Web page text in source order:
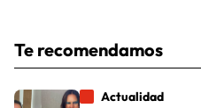
Te recomendamos
Actualidad